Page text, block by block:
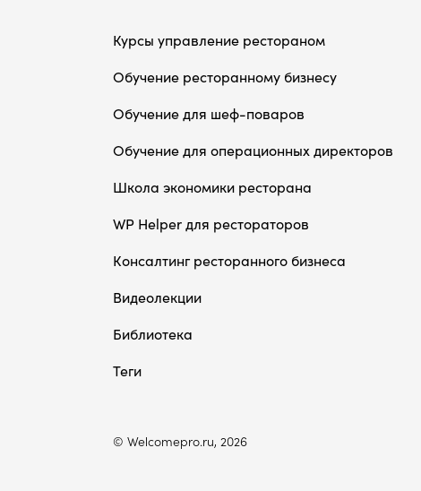
Курсы управление рестораном
Обучение ресторанному бизнесу
Обучение для шеф-поваров
Обучение для операционных директоров
Школа экономики ресторана
WP Helper для рестораторов
Консалтинг ресторанного бизнеса
Видеолекции
Библиотека
Теги
© Welcomepro.ru, 2026